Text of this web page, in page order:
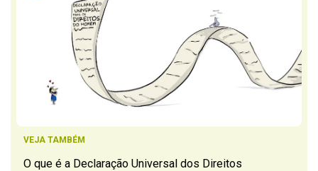
VEJA TAMBÉM
O que é a Declaração Universal dos Direitos